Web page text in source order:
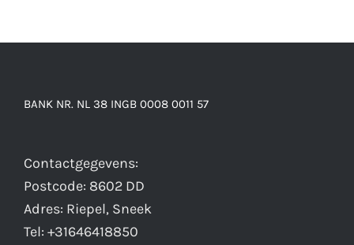
BANK NR. NL 38 INGB 0008 0011 57
Contactgegevens:
Postcode: 8602 DD
Adres: Riepel, Sneek
Tel: +31646418850